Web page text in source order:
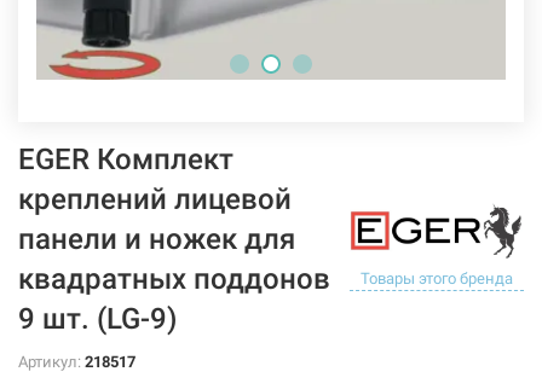
EGER Комплект
креплений лицевой
панели и ножек для
квадратных поддонов
9 шт. (LG-9)
Товары этого бренда
Артикул: 218517